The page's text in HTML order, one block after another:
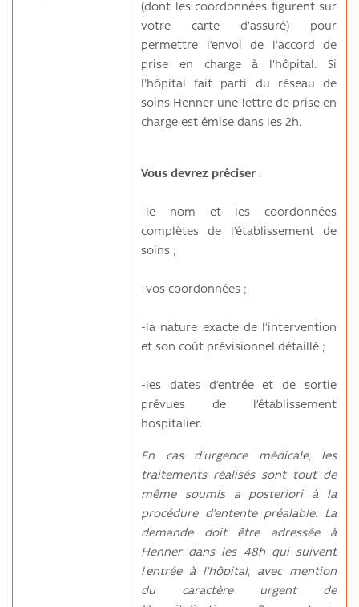
(dont les coordonnées figurent sur
votre carte d’assuré) pour
permettre l’envoi de l'accord de
prise en charge à l'hôpital. Si
l'hôpital fait parti du réseau de
soins Henner une lettre de prise en
charge est émise dans les 2h.
Vous devrez préciser :
-le nom et les coordonnées
complètes de l’établissement de
soins ;
-vos coordonnées ;
-la nature exacte de l’intervention
et son coût prévisionnel détaillé ;
-les dates d’entrée et de sortie
prévues de l’établissement
hospitalier.
En cas d’urgence médicale, les
traitements réalisés sont tout de
même soumis a posteriori à la
procédure d’entente préalable. La
demande doit être adressée à
Henner dans les 48h qui suivent
l’entrée à l’hôpital, avec mention
du caractère urgent de